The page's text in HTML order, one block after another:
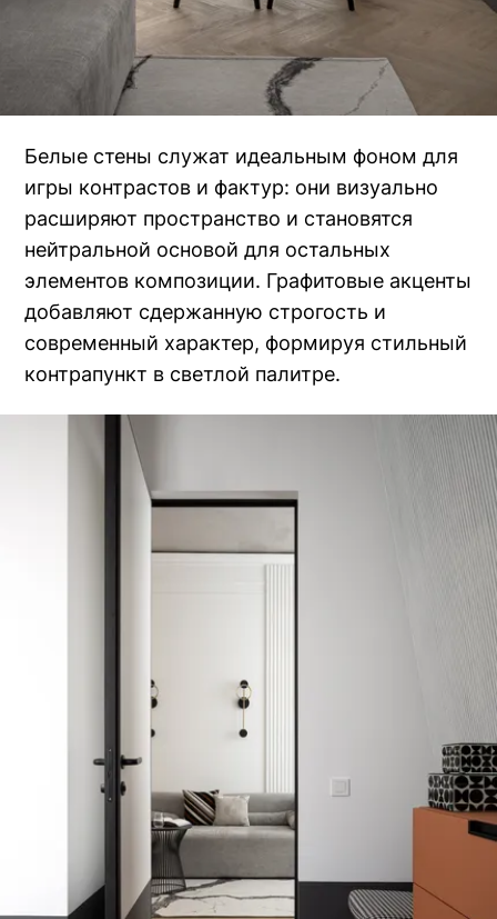
Белые стены служат идеальным фоном для
игры контрастов и фактур: они визуально
расширяют пространство и становятся
нейтральной основой для остальных
элементов композиции. Графитовые акценты
добавляют сдержанную строгость и
современный характер, формируя стильный
контрапункт в светлой палитре.